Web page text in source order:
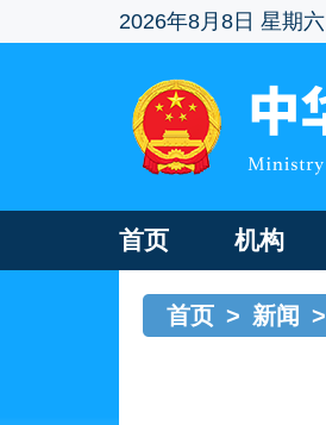
2026年8月8日 星期六
首页 机构
首页 > 新闻 >